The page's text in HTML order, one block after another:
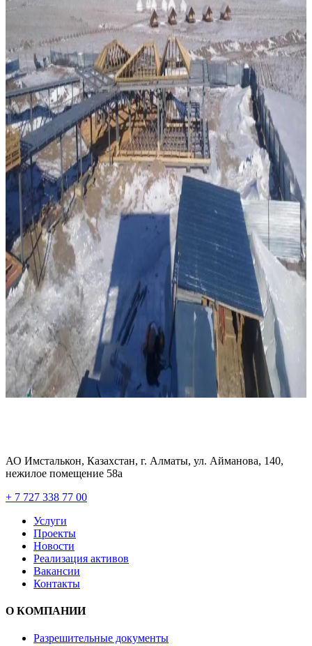
АО Имсталькон, Казахстан, г. Алматы, ул. Айманова, 140,
нежилое помещение 58а
+ 7 727 338 77 00
Услуги
Проекты
Новости
Реализация активов
Вакансии
Контакты
О КОМПАНИИ
Разрешительные документы